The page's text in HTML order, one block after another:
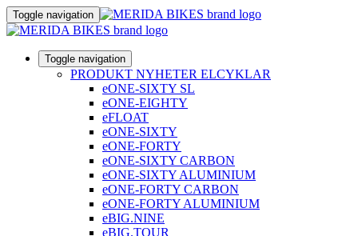
Toggle navigation
Toggle navigation
PRODUKT NYHETER ELCYKLAR
eONE-SIXTY SL
eONE-EIGHTY
eFLOAT
eONE-SIXTY
eONE-FORTY
eONE-SIXTY CARBON
eONE-SIXTY ALUMINIUM
eONE-FORTY CARBON
eONE-FORTY ALUMINIUM
eBIG.NINE
eBIG.TOUR